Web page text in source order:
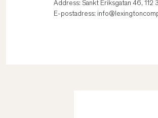
Address: Sankt Eriksgatan 46, 112
E-postadress: